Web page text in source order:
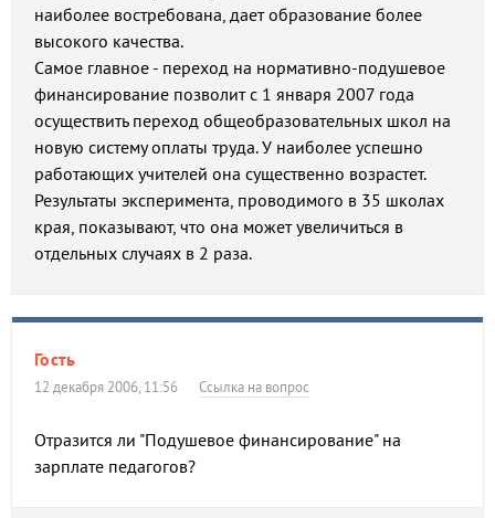
наиболее востребована, дает образование более
высокого качества.
Самое главное - переход на нормативно-подушевое
финансирование позволит с 1 января 2007 года
осуществить переход общеобразовательных школ на
новую систему оплаты труда. У наиболее успешно
работающих учителей она существенно возрастет.
Результаты эксперимента, проводимого в 35 школах
края, показывают, что она может увеличиться в
отдельных случаях в 2 раза.
Гость
12 декабря 2006, 11:56 Ссылка на вопрос
Отразится ли "Подушевое финансирование" на
зарплате педагогов?